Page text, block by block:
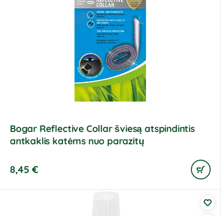
Bogar Reflective Collar šviesą atspindintis
antkaklis katėms nuo parazitų
8,45 €